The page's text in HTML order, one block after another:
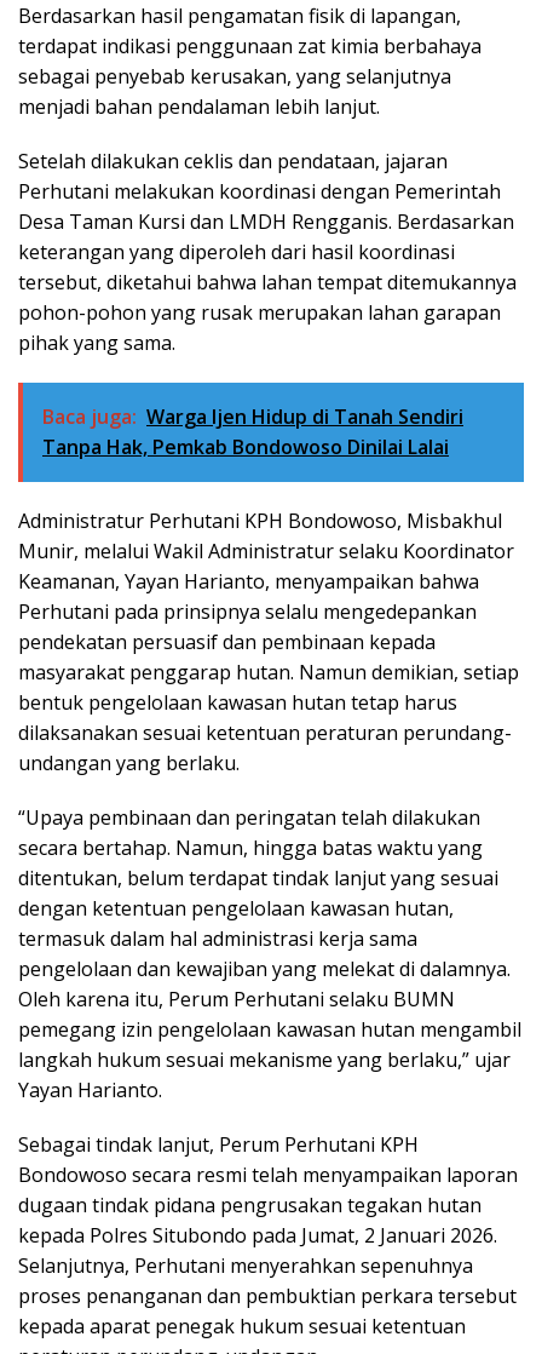
Berdasarkan hasil pengamatan fisik di lapangan,
terdapat indikasi penggunaan zat kimia berbahaya
sebagai penyebab kerusakan, yang selanjutnya
menjadi bahan pendalaman lebih lanjut.
Setelah dilakukan ceklis dan pendataan, jajaran
Perhutani melakukan koordinasi dengan Pemerintah
Desa Taman Kursi dan LMDH Rengganis. Berdasarkan
keterangan yang diperoleh dari hasil koordinasi
tersebut, diketahui bahwa lahan tempat ditemukannya
pohon-pohon yang rusak merupakan lahan garapan
pihak yang sama.
Baca juga: Warga Ijen Hidup di Tanah Sendiri
Tanpa Hak, Pemkab Bondowoso Dinilai Lalai
Administratur Perhutani KPH Bondowoso, Misbakhul
Munir, melalui Wakil Administratur selaku Koordinator
Keamanan, Yayan Harianto, menyampaikan bahwa
Perhutani pada prinsipnya selalu mengedepankan
pendekatan persuasif dan pembinaan kepada
masyarakat penggarap hutan. Namun demikian, setiap
bentuk pengelolaan kawasan hutan tetap harus
dilaksanakan sesuai ketentuan peraturan perundang-
undangan yang berlaku.
“Upaya pembinaan dan peringatan telah dilakukan
secara bertahap. Namun, hingga batas waktu yang
ditentukan, belum terdapat tindak lanjut yang sesuai
dengan ketentuan pengelolaan kawasan hutan,
termasuk dalam hal administrasi kerja sama
pengelolaan dan kewajiban yang melekat di dalamnya.
Oleh karena itu, Perum Perhutani selaku BUMN
pemegang izin pengelolaan kawasan hutan mengambil
langkah hukum sesuai mekanisme yang berlaku,” ujar
Yayan Harianto.
Sebagai tindak lanjut, Perum Perhutani KPH
Bondowoso secara resmi telah menyampaikan laporan
dugaan tindak pidana pengrusakan tegakan hutan
kepada Polres Situbondo pada Jumat, 2 Januari 2026.
Selanjutnya, Perhutani menyerahkan sepenuhnya
proses penanganan dan pembuktian perkara tersebut
kepada aparat penegak hukum sesuai ketentuan